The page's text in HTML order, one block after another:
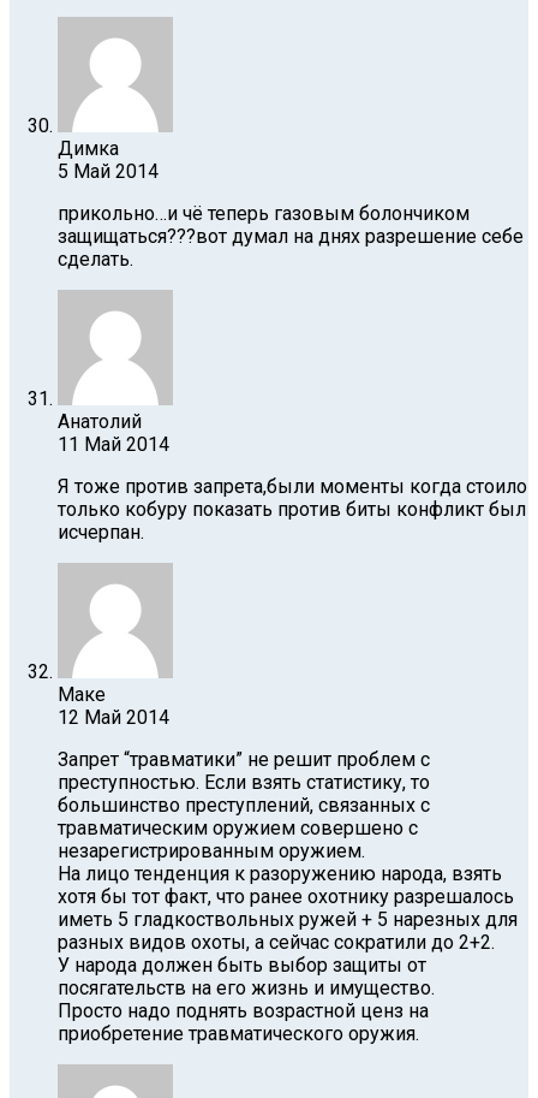
Димка
5 Май 2014
прикольно…и чё теперь газовым болончиком
защищаться???вот думал на днях разрешение себе
сделать.
Анатолий
11 Май 2014
Я тоже против запрета,были моменты когда стоило
только кобуру показать против биты конфликт был
исчерпан.
Маке
12 Май 2014
Запрет “травматики” не решит проблем с
преступностью. Если взять статистику, то
большинство преступлений, связанных с
травматическим оружием совершено с
незарегистрированным оружием.
На лицо тенденция к разоружению народа, взять
хотя бы тот факт, что ранее охотнику разрешалось
иметь 5 гладкоствольных ружей + 5 нарезных для
разных видов охоты, а сейчас сократили до 2+2.
У народа должен быть выбор защиты от
посягательств на его жизнь и имущество.
Просто надо поднять возрастной ценз на
приобретение травматического оружия.